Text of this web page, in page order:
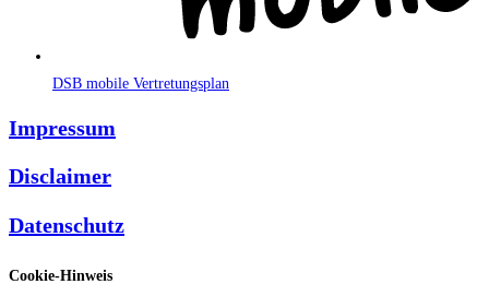
DSB mobile Vertretungsplan
Impressum
Disclaimer
Datenschutz
Cookie-Hinweis